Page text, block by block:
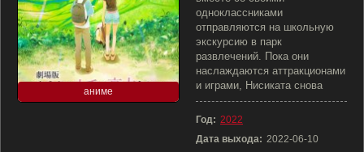
аниме
одноклассниками
отправляются на школьную
экскурсию в парк
развлечений. Пока они
наслаждаются аттракционами
и играми, Нисиката снова
Год: 2022
Дата выхода: 2022-06-10